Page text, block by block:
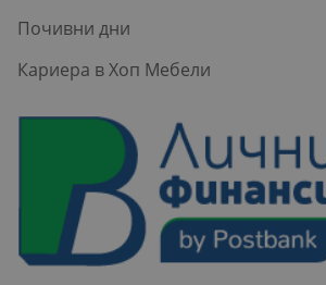
Почивни дни
Кариера в Хоп Мебели